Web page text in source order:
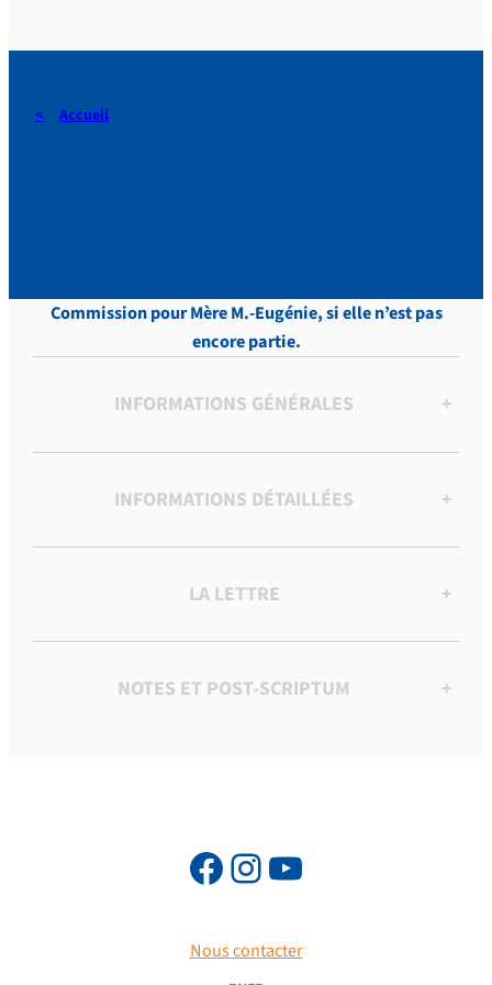
Accueil
Commission pour Mère M.-Eugénie, si elle n’est pas
encore partie.
INFORMATIONS GÉNÉRALES +
INFORMATIONS DÉTAILLÉES +
LA LETTRE +
NOTES ET POST-SCRIPTUM +
Nous contacter